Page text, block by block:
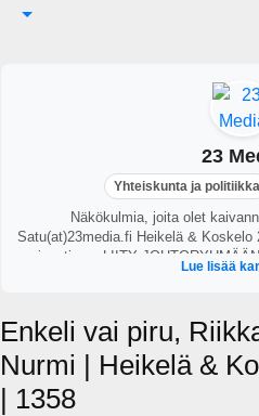
23
Yhteiskunta ja politiikka
Näkökulmia, joita olet
Satu(at)23media.fi Heikelä &
minuutissa. LIITY
etuoikeutettuna! Katsot 23 minuuttia
tai Spotifyssa ja korjaa potti
www.instagram.com/
https://
Lue lisää
Enkeli vai piru,
Nurmi | Heikelä &
| 1358